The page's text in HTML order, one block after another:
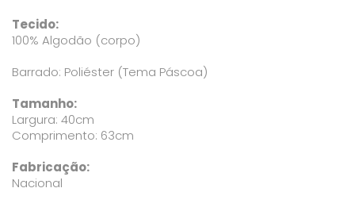
Tecido:
100% Algodão (corpo)
Barrado: Poliéster (Tema Páscoa)
Tamanho:
Largura: 40cm
Comprimento: 63cm
Fabricação:
Nacional